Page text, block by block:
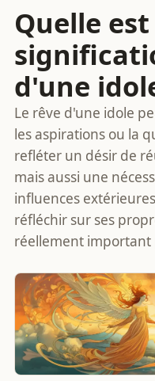
Quelle
d'une
Le rêve d'une idole
les aspirations ou la
refléter un désir de
mais aussi une
influences
réfléchir sur ses
réellement important